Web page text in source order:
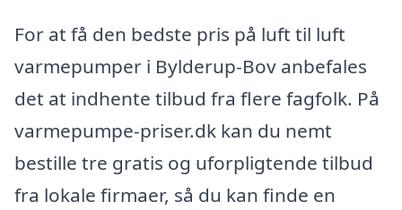
For at få den bedste pris på luft til luft
varmepumper i Bylderup-Bov anbefales
det at indhente tilbud fra flere fagfolk. På
varmepumpe-priser.dk kan du nemt
bestille tre gratis og uforpligtende tilbud
fra lokale firmaer, så du kan finde en